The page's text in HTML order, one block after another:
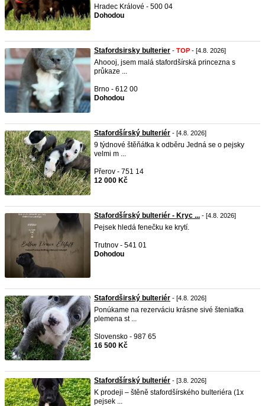
Hradec Králové - 500 04
Dohodou
Stafordsirsky bulterier - TOP - [4.8. 2026]
Ahoooj, jsem malá stafordšírská princezna s
průkaze ...
Brno - 612 00
Dohodou
Stafordšírský bulteriér - [4.8. 2026]
9 týdnové štěňátka k odběru Jedná se o pejsky
velmi m ...
Přerov - 751 14
12 000 Kč
Stafordšírský bulteriér - Kryc ... - [4.8. 2026]
Pejsek hledá fenečku ke krytí.
Trutnov - 541 01
Dohodou
Stafordširský bulteriér - [4.8. 2026]
Ponúkame na rezerváciu krásne sivé šteniatka
plemena st ...
Slovensko - 987 65
16 500 Kč
Stafordšírský bulteriér - [3.8. 2026]
K prodeji – štěně stafordšírského bulteriéra (1x
pejsek ...